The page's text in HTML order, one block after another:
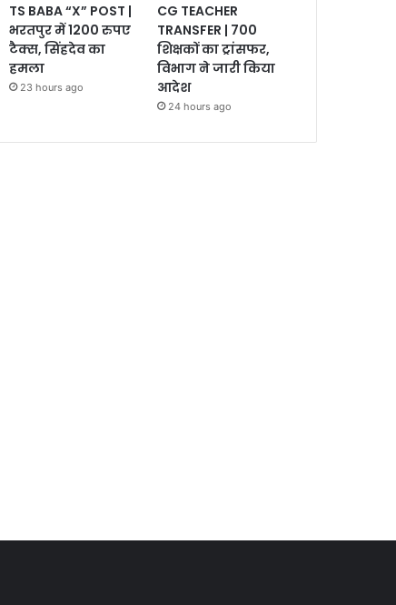
TS BABA “X” POST |
भरतपुर में 1200 रुपए
टैक्स, सिंहदेव का
हमला
23 hours ago
CG TEACHER
TRANSFER | 700
शिक्षकों का ट्रांसफर,
विभाग ने जारी किया
आदेश
24 hours ago